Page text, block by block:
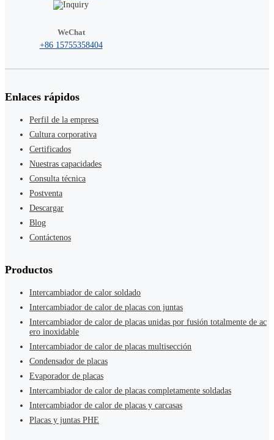
WeChat
+86 15755358404
Enlaces rápidos
Perfil de la empresa
Cultura corporativa
Certificados
Nuestras capacidades
Consulta técnica
Postventa
Descargar
Blog
Contáctenos
Productos
Intercambiador de calor soldado
Intercambiador de calor de placas con juntas
Intercambiador de calor de placas unidas por fusión totalmente de ac
ero inoxidable
Intercambiador de calor de placas multisección
Condensador de placas
Evaporador de placas
Intercambiador de calor de placas completamente soldadas
Intercambiador de calor de placas y carcasas
Placas y juntas PHE